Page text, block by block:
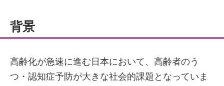
背景
高齢化が急速に進む日本において、高齢者のう
つ・認知症予防が大きな社会的課題となっていま